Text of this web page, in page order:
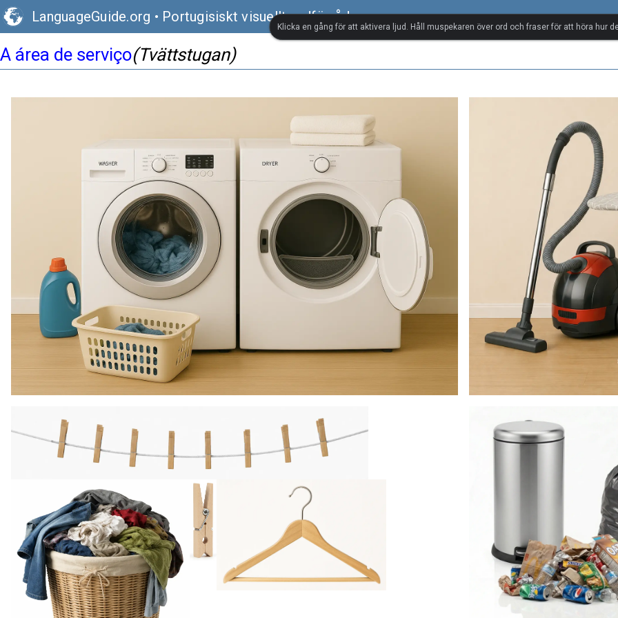
LanguageGuide.org • Portugisiskt visuellt ordförråd
A área de serviço(Tvättstugan)
Klicka en gång för att aktivera ljud. Håll muspekaren över ord och fraser för att höra hur